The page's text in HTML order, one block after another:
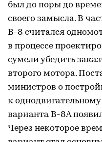
был до поры до
своего замысла. В
В-8 считался
в процессе
сумели убедить
второго мотора.
министров о
к
варианта В-8А
Через некоторое